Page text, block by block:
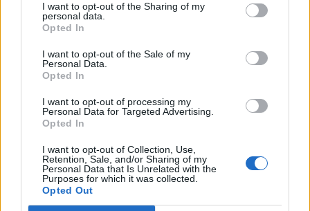
I want to opt-out of the Sharing of my
personal data.
Opted In
I want to opt-out of the Sale of my
Personal Data.
Opted In
I want to opt-out of processing my
Personal Data for Targeted Advertising.
Opted In
I want to opt-out of Collection, Use,
Retention, Sale, and/or Sharing of my
Personal Data that Is Unrelated with the
Purposes for which it was collected.
Opted Out
agli occhi dei consumatori.
potenzialmente intervenire anche su alcune
specifiche fasi del
Customer Journey
), in particolare, quando
i potenziali clienti cominciano a
considerare l’opzione di effettuare un
acquisto (Consideration) oppure, in alcuni
casi, quando essi finalmente scelgono la
soluzione più adatta alle proprie esigenze
(Decision).